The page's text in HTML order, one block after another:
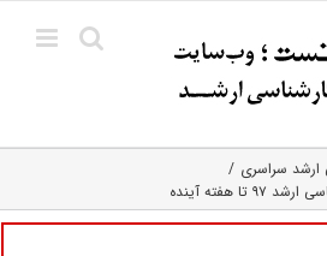
ارشد سراسری
هفته آینده